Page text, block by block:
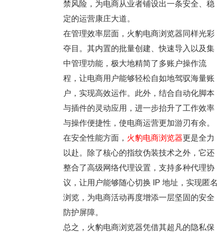
禁风险，为电商从业者铺设出一条安全、稳
定的运营康庄大道。
在管理效率层面，火豹电商浏览器同样光彩
夺目。其内置的批量创建、快速导入以及集
中管理功能，极大地精简了多账户操作流
程，让电商用户能够轻松自如地驾驭海量账
户，实现高效运作。此外，结合自动化脚本
与插件的灵动应用，进一步抬升了工作效率
与操作便捷性，使电商运营更加游刃有余。
在安全性能方面， 火豹电商浏览器更是全力
以赴。除了核心的指纹伪装技术之外，它还
整合了高级网络代理设置，支持多种代理协
议，让用户能够随心切换 IP 地址，实现匿名
浏览，为电商活动再度增添一层坚固的安全
防护屏障。
总之，火豹电商浏览器凭借其超凡的隐私保